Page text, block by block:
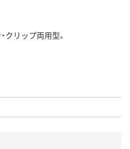
クリップ両用型。